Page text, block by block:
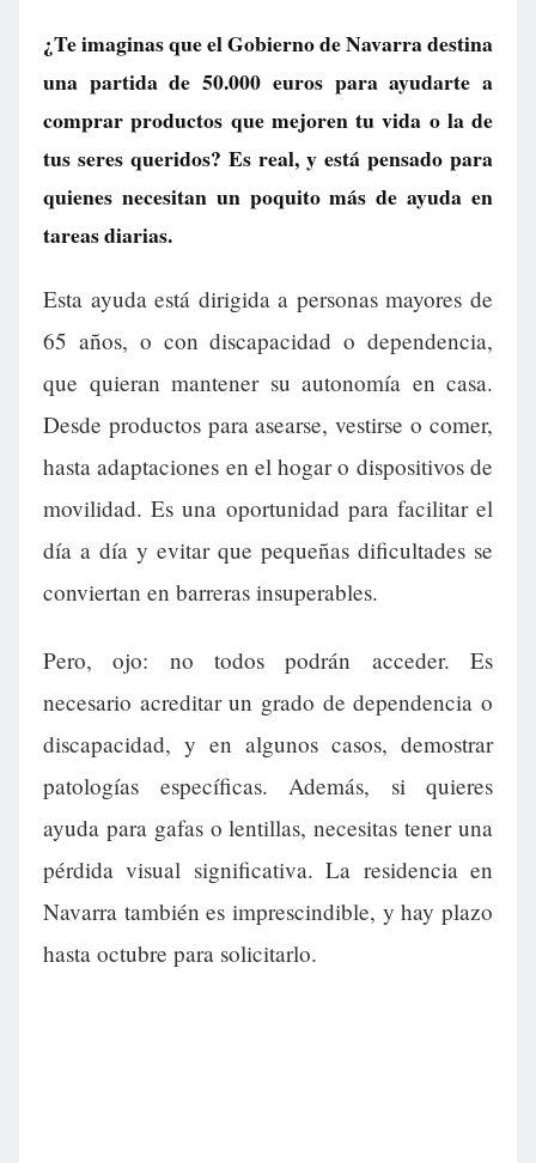
¿Te imaginas que el Gobierno de Navarra destina
una partida de 50.000 euros para ayudarte a
comprar productos que mejoren tu vida o la de
tus seres queridos? Es real, y está pensado para
quienes necesitan un poquito más de ayuda en
tareas diarias.
Esta ayuda está dirigida a personas mayores de
65 años, o con discapacidad o dependencia,
que quieran mantener su autonomía en casa.
Desde productos para asearse, vestirse o comer,
hasta adaptaciones en el hogar o dispositivos de
movilidad. Es una oportunidad para facilitar el
día a día y evitar que pequeñas dificultades se
conviertan en barreras insuperables.
Pero, ojo: no todos podrán acceder. Es
necesario acreditar un grado de dependencia o
discapacidad, y en algunos casos, demostrar
patologías específicas. Además, si quieres
ayuda para gafas o lentillas, necesitas tener una
pérdida visual significativa. La residencia en
Navarra también es imprescindible, y hay plazo
hasta octubre para solicitarlo.